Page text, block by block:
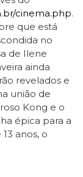
cinema.php.
que está
no
de Ilene
ainda
revelados e
união de
Kong e o
épica para a
anos, o